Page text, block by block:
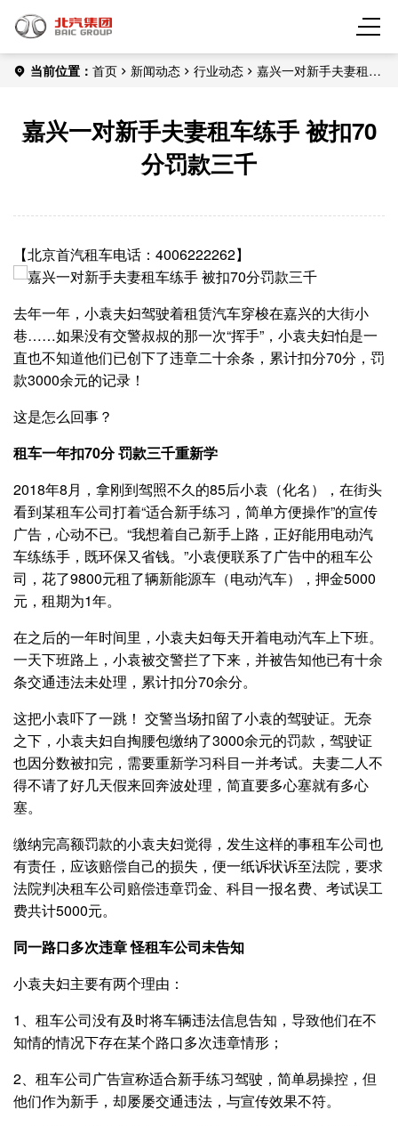
当前位置： 首页 新闻动态 行业动态
嘉兴一对新手夫妻租车
嘉兴一对新手夫妻租车练手 被扣70
分罚款三千
【北京首汽租车电话：4006222262】
去年一年，小袁夫妇驾驶着租赁汽车穿梭在嘉兴的大街小
巷……如果没有交警叔叔的那一次“挥手”，小袁夫妇怕是一
直也不知道他们已创下了违章二十余条，累计扣分70分，罚
款3000余元的记录！
这是怎么回事？
租车一年扣70分 罚款三千重新学
2018年8月，拿刚到驾照不久的85后小袁（化名），在街头
看到某租车公司打着“适合新手练习，简单方便操作”的宣传
广告，心动不已。“我想着自己新手上路，正好能用电动汽
车练练手，既环保又省钱。”小袁便联系了广告中的租车公
司，花了9800元租了辆新能源车（电动汽车），押金5000
元，租期为1年。
在之后的一年时间里，小袁夫妇每天开着电动汽车上下班。
一天下班路上，小袁被交警拦了下来，并被告知他已有十余
条交通违法未处理，累计扣分70余分。
这把小袁吓了一跳！ 交警当场扣留了小袁的驾驶证。无奈
之下，小袁夫妇自掏腰包缴纳了3000余元的罚款，驾驶证
也因分数被扣完，需要重新学习科目一并考试。夫妻二人不
得不请了好几天假来回奔波处理，简直要多心塞就有多心
塞。
缴纳完高额罚款的小袁夫妇觉得，发生这样的事租车公司也
有责任，应该赔偿自己的损失，便一纸诉状诉至法院，要求
法院判决租车公司赔偿违章罚金、科目一报名费、考试误工
费共计5000元。
同一路口多次违章 怪租车公司未告知
小袁夫妇主要有两个理由：
1、租车公司没有及时将车辆违法信息告知，导致他们在不
知情的情况下存在某个路口多次违章情形；
2、租车公司广告宣称适合新手练习驾驶，简单易操控，但
他们作为新手，却屡屡交通违法，与宣传效果不符。